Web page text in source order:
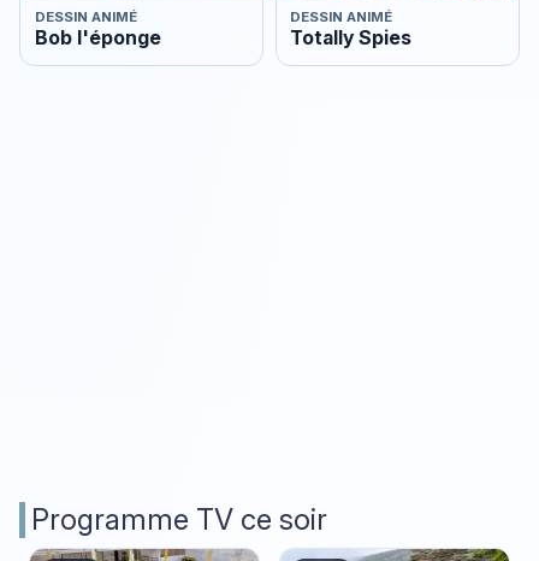
DESSIN ANIMÉ
Bob l'éponge
DESSIN ANIMÉ
Totally Spies
Programme TV ce soir